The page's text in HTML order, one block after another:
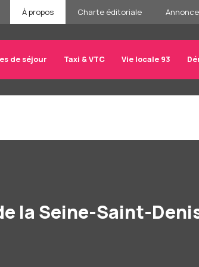
À propos Charte éditoriale
de séjour Taxi & VTC Vie locale 93
la Seine-Saint-